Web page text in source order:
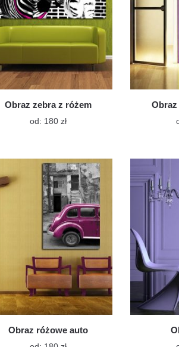
Obraz zebra z różem
od: 180 złTen
wiele
wariantów.
Opcje
można
wybrać
na
stronie
produktu
Obraz różowe auto